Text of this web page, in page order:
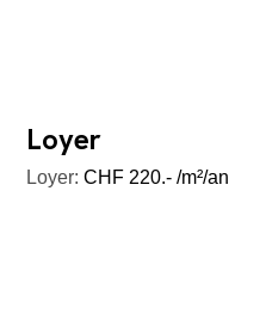
Loyer
Loyer: CHF 220.- /m²/an